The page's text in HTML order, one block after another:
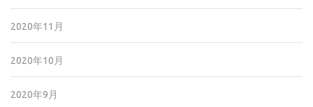
2020年11月
2020年10月
2020年9月